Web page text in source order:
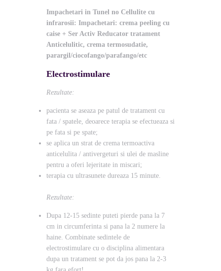
Impachetari in Tunel no Cellulite cu
infrarosii: Impachetari: crema peeling cu
caise + Ser Activ Reducator tratament
Anticelulitic, crema termosudatie,
parargil/ciocofango/parafango/etc
Electrostimulare
Rezultate:
pacienta se aseaza pe patul de tratament cu
fata / spatele, deoarece terapia se efectueaza si
pe fata si pe spate;
se aplica un strat de crema termoactiva
anticelulita / antivergeturi si ulei de masline
pentru a oferi lejeritate in miscari;
terapia cu ultrasunete dureaza 15 minute.
Rezultate:
Dupa 12-15 sedinte puteti pierde pana la 7
cm in circumferinta si pana la 2 numere la
haine. Combinate sedintele de
electrostimulare cu o disciplina alimentara
dupa un tratament se pot da jos pana la 2-3